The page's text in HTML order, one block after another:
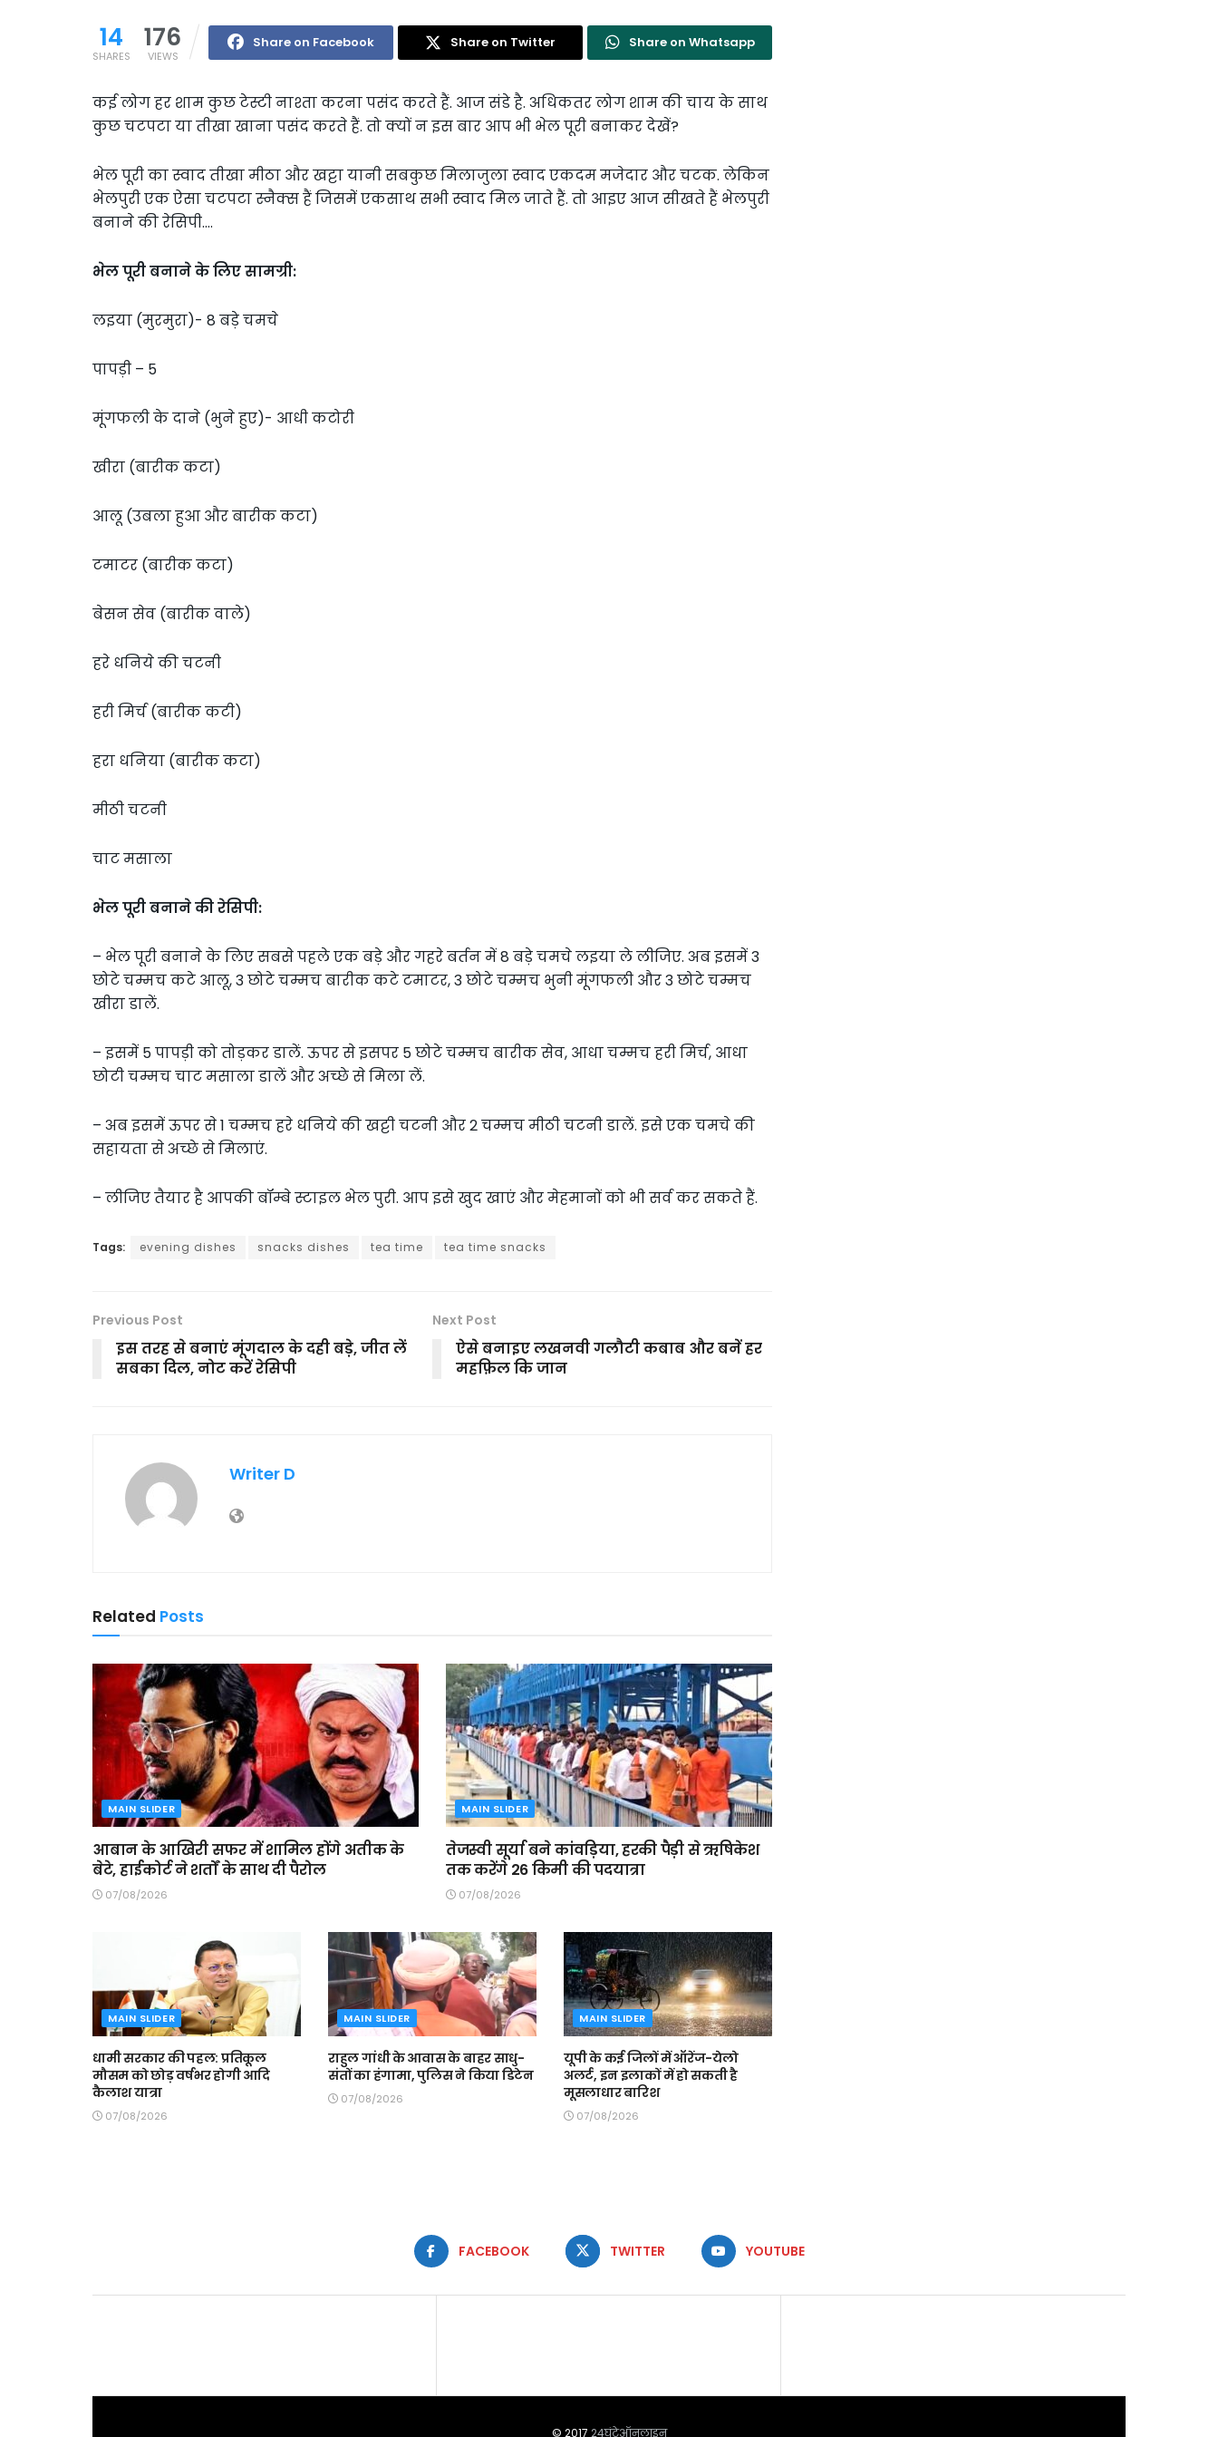
14
SHARES
176
VIEWS
Share on Facebook Share on Twitter Share on Whatsapp
कई लोग हर शाम कुछ टेस्टी नाश्ता करना पसंद करते हैं. आज संडे है. अधिकतर लोग शाम की चाय के साथ
कुछ चटपटा या तीखा खाना पसंद करते हैं. तो क्यों न इस बार आप भी भेल पूरी बनाकर देखें?
भेल पूरी का स्वाद तीखा मीठा और खट्टा यानी सबकुछ मिलाजुला स्वाद एकदम मजेदार और चटक. लेकिन
भेलपुरी एक ऐसा चटपटा स्नैक्स हैं जिसमें एकसाथ सभी स्वाद मिल जाते हैं. तो आइए आज सीखते हैं भेलपुरी
बनाने की रेसिपी….
भेल पूरी बनाने के लिए सामग्री:
लइया (मुरमुरा)- 8 बड़े चमचे
पापड़ी – 5
मूंगफली के दाने (भुने हुए)- आधी कटोरी
खीरा (बारीक कटा)
आलू (उबला हुआ और बारीक कटा)
टमाटर (बारीक कटा)
बेसन सेव (बारीक वाले)
हरे धनिये की चटनी
हरी मिर्च (बारीक कटी)
हरा धनिया (बारीक कटा)
मीठी चटनी
चाट मसाला
भेल पूरी बनाने की रेसिपी:
– भेल पूरी बनाने के लिए सबसे पहले एक बड़े और गहरे बर्तन में 8 बड़े चमचे लइया ले लीजिए. अब इसमें 3
छोटे चम्मच कटे आलू, 3 छोटे चम्मच बारीक कटे टमाटर, 3 छोटे चम्मच भुनी मूंगफली और 3 छोटे चम्मच
खीरा डालें.
– इसमें 5 पापड़ी को तोड़कर डालें. ऊपर से इसपर 5 छोटे चम्मच बारीक सेव, आधा चम्मच हरी मिर्च, आधा
छोटी चम्मच चाट मसाला डालें और अच्छे से मिला लें.
– अब इसमें ऊपर से 1 चम्मच हरे धनिये की खट्टी चटनी और 2 चम्मच मीठी चटनी डालें. इसे एक चमचे की
सहायता से अच्छे से मिलाएं.
– लीजिए तैयार है आपकी बॉम्बे स्टाइल भेल पुरी. आप इसे खुद खाएं और मेहमानों को भी सर्व कर सकते हैं.
Tags: evening dishes snacks dishes tea time tea time snacks
Previous Post
इस तरह से बनाएं मूंगदाल के दही बड़े, जीत लें
सबका दिल, नोट करें रेसिपी
Next Post
ऐसे बनाइए लखनवी गलौटी कबाब और बनें हर
महफ़िल कि जान
Writer D
Related Posts
MAIN SLIDER
आबान के आखिरी सफर में शामिल होंगे अतीक के
बेटे, हाईकोर्ट ने शर्तों के साथ दी पैरोल
07/08/2026
MAIN SLIDER
तेजस्वी सूर्या बने कांवड़िया, हरकी पैड़ी से ऋषिकेश
तक करेंगे 26 किमी की पदयात्रा
07/08/2026
MAIN SLIDER
धामी सरकार की पहल: प्रतिकूल
मौसम को छोड़ वर्षभर होगी आदि
कैलाश यात्रा
07/08/2026
MAIN SLIDER
राहुल गांधी के आवास के बाहर साधु-
संतों का हंगामा, पुलिस ने किया डिटेन
07/08/2026
MAIN SLIDER
यूपी के कई जिलों में ऑरेंज-येलो
अलर्ट, इन इलाकों में हो सकती है
मूसलाधार बारिश
07/08/2026
FACEBOOK TWITTER YOUTUBE
© 2017 24घंटेऑनलाइन